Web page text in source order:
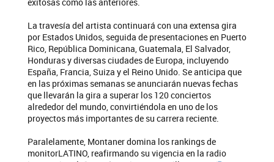
La travesía del artista continuará con una extensa gira
por Estados Unidos, seguida de presentaciones en Puerto
Rico, República Dominicana, Guatemala, El Salvador,
Honduras y diversas ciudades de Europa, incluyendo
España, Francia, Suiza y el Reino Unido. Se anticipa que
en las próximas semanas se anunciarán nuevas fechas
que llevarán la gira a superar los 120 conciertos
alrededor del mundo, convirtiéndola en uno de los
proyectos más importantes de su carrera reciente.
Paralelamente, Montaner domina los rankings de
monitorLATINO, reafirmando su vigencia en la radio